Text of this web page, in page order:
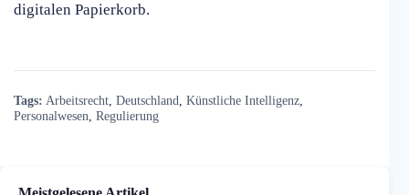
digitalen Papierkorb.
Tags: Arbeitsrecht Deutschland Künstliche Intelligenz
Personalwesen Regulierung